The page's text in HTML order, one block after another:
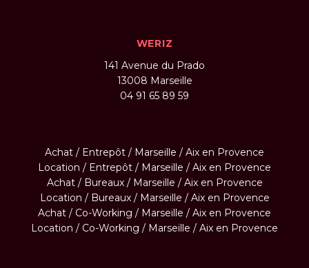
WERIZ
141 Avenue du Prado
13008 Marseille
04 91 65 89 59
Achat / Entrepôt / Marseille / Aix en Provence
Location / Entrepôt / Marseille / Aix en Provence
Achat / Bureaux / Marseille / Aix en Provence
Location / Bureaux / Marseille / Aix en Provence
Achat / Co-Working / Marseille / Aix en Provence
Location / Co-Working / Marseille / Aix en Provence